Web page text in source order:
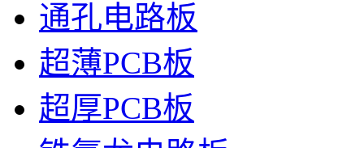
通孔电路板
超薄PCB板
超厚PCB板